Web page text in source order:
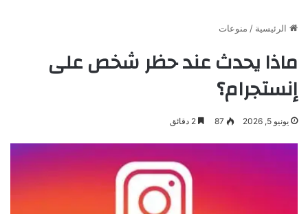
الرئيسية / منوعات
ماذا يحدث عند حظر شخص على
إنستجرام؟
يونيو 5, 2026 87